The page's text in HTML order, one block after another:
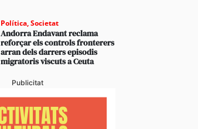
Política,Societat
Andorra Endavant reclama
reforçar els controls fronterers
arran dels darrers episodis
migratoris viscuts a Ceuta
Publicitat